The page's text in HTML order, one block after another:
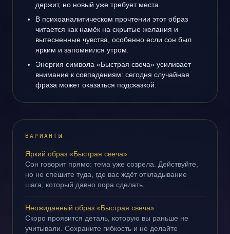
держит, но новый уже требует места.
В психоаналитическом прочтении этот образ
читается как намёк на скрытые желания и
вытесненные чувства, особенно если сон был
ярким и запомнился утром.
Энергия символа «Быстрая свеча» усиливает
внимание к совпадениям: сегодня случайная
фраза может оказаться подсказкой.
ВАРИАНТЫ
Яркий образ «Быстрая свеча»
Сон говорит прямо: тема уже созрела. Действуйте,
но не спешите туда, где вас ждёт откладывание
шага, который давно пора сделать.
Неожиданный образ «Быстрая свеча»
Скоро проявится деталь, которую вы раньше не
учитывали. Сохраните гибкость и не делайте